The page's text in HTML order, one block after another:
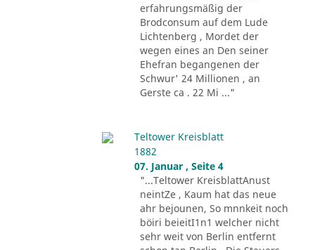
erfahrungsmäßig der
Brodconsum auf dem Lude
Lichtenberg , Mordet der
wegen eines an Den seiner
Ehefran begangenen der
Schwur' 24 Millionen , an
Gerste ca . 22 Mi ..."
Teltower Kreisblatt
1882
07. Januar , Seite 4
"...Teltower KreisblattAnust
neintZe , Kaum hat das neue
ahr bejounen, So mnnkeit noch
böiri beieitI1n1 welcher nicht
sehr weit von Berlin entfernt